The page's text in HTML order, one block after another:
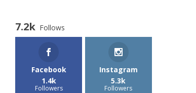
7.2k Follows
Facebook
1.4k
Followers
Instagram
5.3k
Followers